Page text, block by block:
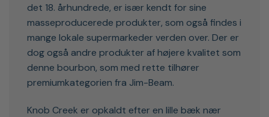
det 18. århundrede, er især kendt for sine
masseproducerede produkter, som også findes i
mange lokale supermarkeder verden over. Der er
dog også andre produkter af højere kvalitet som
denne bourbon, som med rette tilhører
premiumkategorien fra Jim-Beam.
Knob Creek er opkaldt efter en lille bæk nær